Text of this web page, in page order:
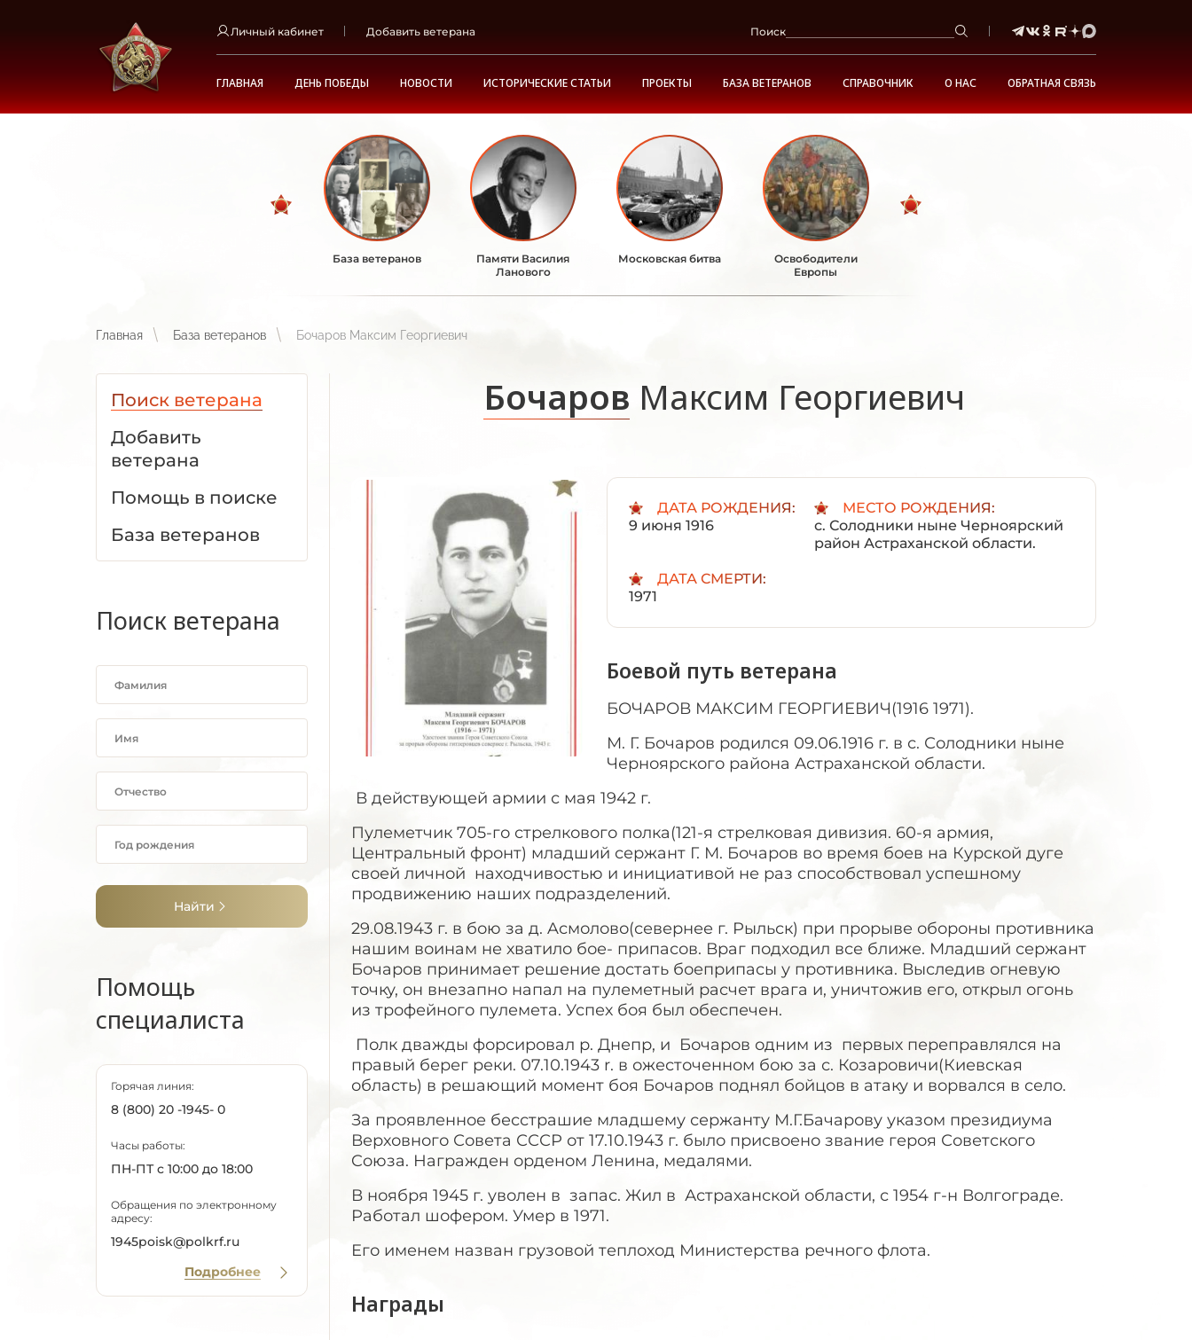
Личный кабинет Добавить ветерана Поиск
ГЛАВНАЯ ДЕНЬ ПОБЕДЫ НОВОСТИ ИСТОРИЧЕСКИЕ СТАТЬИ ПРОЕКТЫ БАЗА ВЕТЕРАНОВ СПРАВОЧНИК О НАС ОБРАТНАЯ СВЯЗЬ
База ветеранов
Памяти Василия
Ланового
Московская битва
Освободители
Европы
Главная База ветеранов Бочаров Максим Георгиевич
Поиск ветерана
Добавить
ветерана
Помощь в поиске
База ветеранов
Поиск ветерана
Найти
Помощь
специалиста
Горячая линия:
8 (800) 20 -1945- 0
Часы работы:
ПН-ПТ с 10:00 до 18:00
Обращения по электронному
адресу:
1945poisk@polkrf.ru
Подробнее
Бочаров Максим Георгиевич
ДАТА РОЖДЕНИЯ:
9 июня 1916
МЕСТО РОЖДЕНИЯ:
с. Солодники ныне Черноярский
район Астраханской области.
ДАТА СМЕРТИ:
1971
Боевой путь ветерана
БОЧАРОВ МАКСИМ ГЕОРГИЕВИЧ(1916 1971).
М. Г. Бочаров родился 09.06.1916 г. в с. Солодники ныне
Черноярского района Астраханской области.
В действующей армии с мая 1942 г.
Пулеметчик 705-го стрелкового полка(121-я стрелковая дивизия. 60-я армия,
Центральный фронт) младший сержант Г. М. Бочаров во время боев на Курской дуге
своей личной находчивостью и инициативой не раз способствовал успешному
продвижению наших подразделений.
29.08.1943 г. в бою за д. Aсмолово(севернее г. Рыльск) при прорыве обороны противника
нашим воинам не хватило бое- припасов. Враг подходил все ближе. Младший сержант
Бочаров принимает решение достать боеприпасы у противника. Выследив огневую
точку, он внезапно напал на пулеметный расчет врага и, уничтожив его, открыл огонь
из трофейного пулемета. Успех боя был обеспечен.
Полк дважды форсировал р. Днепр, и Бочаров одним из первых переправлялся на
правый берег реки. 07.10.1943 r. в ожесточенном бою за с. Козаровичи(Киевская
область) в решающий момент боя Бочаров поднял бойцов в атаку и ворвался в село.
За проявленное бесстрашие младшему сержанту М.Г.Бачарову указом президиума
Верховного Совета СССР от 17.10.1943 г. было присвоено звание героя Советского
Coюза. Награжден орденом Ленина, медалями.
В ноября 1945 г. уволен в запас. Жил в Астраханской области, с 1954 г-н Волгограде.
Работал шофером. Умер в 1971.
Его именем назван грузовой теплоход Министерства речного флота.
Награды